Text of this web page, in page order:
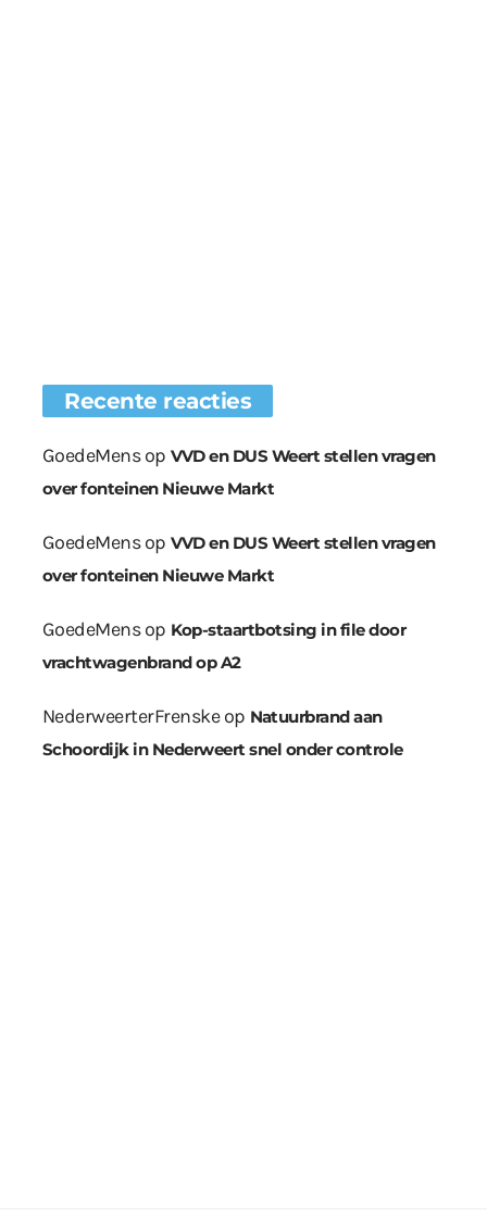
Recente reacties
GoedeMensop VVD en DUS Weert stellen vragen
over fonteinen Nieuwe Markt
GoedeMensop VVD en DUS Weert stellen vragen
over fonteinen Nieuwe Markt
GoedeMensop Kop-staartbotsing in file door
vrachtwagenbrand op A2
NederweerterFrenskeop Natuurbrand aan
Schoordijk in Nederweert snel onder controle